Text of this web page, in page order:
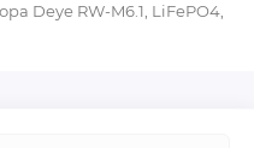
Deye RW-M6.1, LiFePO4,